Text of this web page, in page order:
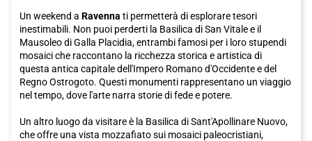
suo aspetto. E per raggiungerla nel modo più comodo e veloce,
non c'è niente di meglio del treno Italo. Il tuo viaggio inizia sul
treno, dove potrai goderti il comfort e i servizi di prima classe, e
continua con l'avventura di scoprire tutto ciò che questa
straordinaria città ha da offrire. Non aspettare oltre, acquista
subito il tuo biglietto Italo per Milano e preparati a vivere
un'esperienza unica!
Un weekend a Ravenna ti permetterà di esplorare tesori
inestimabili. Non puoi perderti la Basilica di San Vitale e il
Mausoleo di Galla Placidia, entrambi famosi per i loro stupendi
mosaici che raccontano la ricchezza storica e artistica di
questa antica capitale dell'Impero Romano d'Occidente e del
Regno Ostrogoto. Questi monumenti rappresentano un viaggio
nel tempo, dove l'arte narra storie di fede e potere.
Un altro luogo da visitare è la Basilica di Sant'Apollinare Nuovo,
che offre una vista mozzafiato sui mosaici paleocristiani,